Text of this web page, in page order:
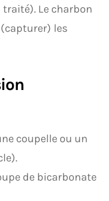
Le charbon
les
coupelle ou un
de bicarbonate